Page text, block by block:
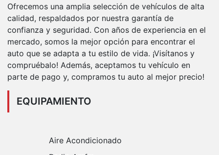
Ofrecemos una amplia selección de vehículos de alta
calidad, respaldados por nuestra garantía de
confianza y seguridad. Con años de experiencia en el
mercado, somos la mejor opción para encontrar el
auto que se adapta a tu estilo de vida. ¡Visítanos y
compruébalo! Además, aceptamos tu vehículo en
parte de pago y, compramos tu auto al mejor precio!
EQUIPAMIENTO
Aire Acondicionado